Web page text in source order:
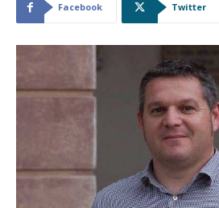
Facebook Twitter